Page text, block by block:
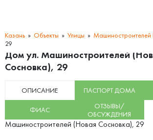
Казань Объекты Улицы
29
Дом ул. Машиностроителей
Сосновка), 29
ОПИСАНИЕ ПАСПОРТ ДОМА
ФИАС
ОТЗЫВЫ/
ОБСУЖДЕНИЯ
Машиностроителей (Новая Сосновка), 29